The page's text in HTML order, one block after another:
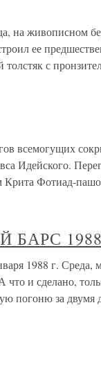
живописном
ее
толстяк с
всемогущих
Идейского.
Крита Фотиад-
1988
г. Среда,
и сделано,
погоню за